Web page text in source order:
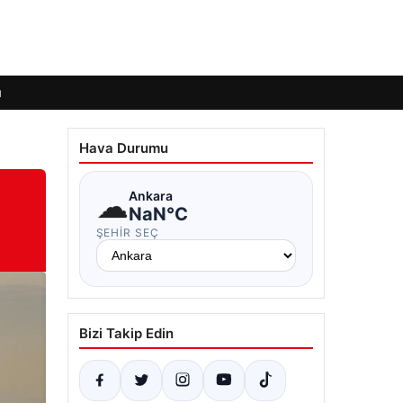
Hava Durumu
☁Ankara
NaN°C
ŞEHIR SEÇ
Bizi Takip Edin